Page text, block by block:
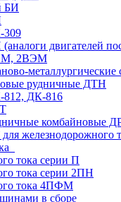
БИ
309
двигателей
2ВЭМ
металлургические
рудничные ДТН
812, ДК-816
комбайновые
железнодорожного
тока серии П
тока серии 2ПН
тока 4ПФМ
в сборе